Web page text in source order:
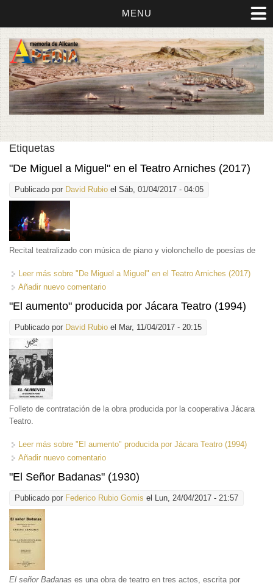
MENU
Etiquetas
"De Miguel a Miguel" en el Teatro Arniches (2017)
Publicado por David Rubio el Sáb, 01/04/2017 - 04:05
Recital teatralizado con música de piano y violonchello de poesías de
Leer más sobre "De Miguel a Miguel" en el Teatro Arniches (2017)
Añadir nuevo comentario
"El aumento" producida por Jácara Teatro (1994)
Publicado por David Rubio el Mar, 11/04/2017 - 20:15
Folleto de contratación de la obra producida por la cooperativa Jácara
Teatro.
Leer más sobre "El aumento" producida por Jácara Teatro (1994)
Añadir nuevo comentario
"El Señor Badanas" (1930)
Publicado por Federico Rubio Gomis el Lun, 24/04/2017 - 21:57
El señor Badanas es una obra de teatro en tres actos, escrita por